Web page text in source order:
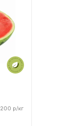
200 р/кг